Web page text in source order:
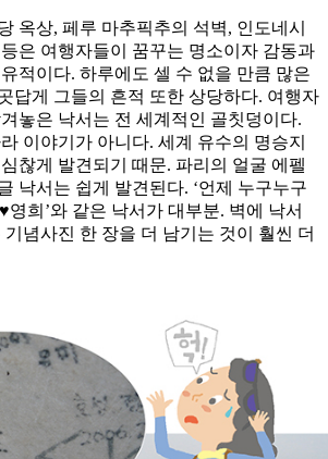
옥상, 페루 마추픽추의 석벽, 인도네시
은 여행자들이 꿈꾸는 명소이자 감동과
적이다. 하루에도 셀 수 없을 만큼 많은
답게 그들의 흔적 또한 상당하다. 여행자
놓은 낙서는 전 세계적인 골칫덩이다.
이야기가 아니다. 세계 유수의 명승지
찮게 발견되기 때문. 파리의 얼굴 에펠
낙서는 쉽게 발견된다. ‘언제 누구누구
영희’와 같은 낙서가 대부분. 벽에 낙서
념사진 한 장을 더 남기는 것이 훨씬 더